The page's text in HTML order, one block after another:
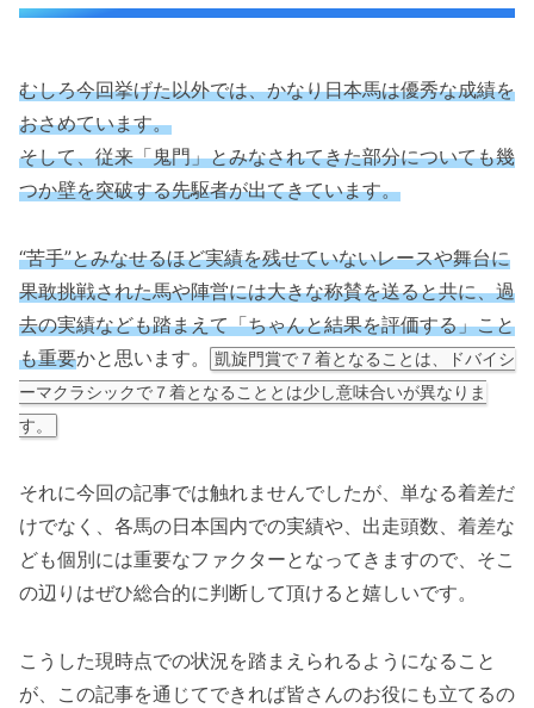
むしろ今回挙げた以外では、かなり日本馬は優秀な成績を
おさめています。
そして、従来「鬼門」とみなされてきた部分についても幾
つか壁を突破する先駆者が出てきています。
“苦手”とみなせるほど実績を残せていないレースや舞台に
果敢挑戦された馬や陣営には大きな称賛を送ると共に、過
去の実績なども踏まえて「ちゃんと結果を評価する」こと
も重要かと思います。
凱旋門賞で７着となることは、ドバイシ
ーマクラシックで７着となることとは少し意味合いが異なりま
す。
それに今回の記事では触れませんでしたが、単なる着差だ
けでなく、各馬の日本国内での実績や、出走頭数、着差な
ども個別には重要なファクターとなってきますので、そこ
の辺りはぜひ総合的に判断して頂けると嬉しいです。
こうした現時点での状況を踏まえられるようになること
が、この記事を通じてできれば皆さんのお役にも立てるの